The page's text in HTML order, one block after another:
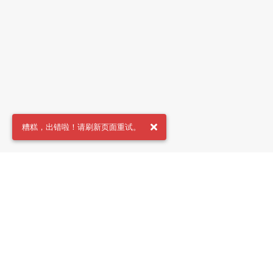
糟糕，出错啦！请刷新页面重试。